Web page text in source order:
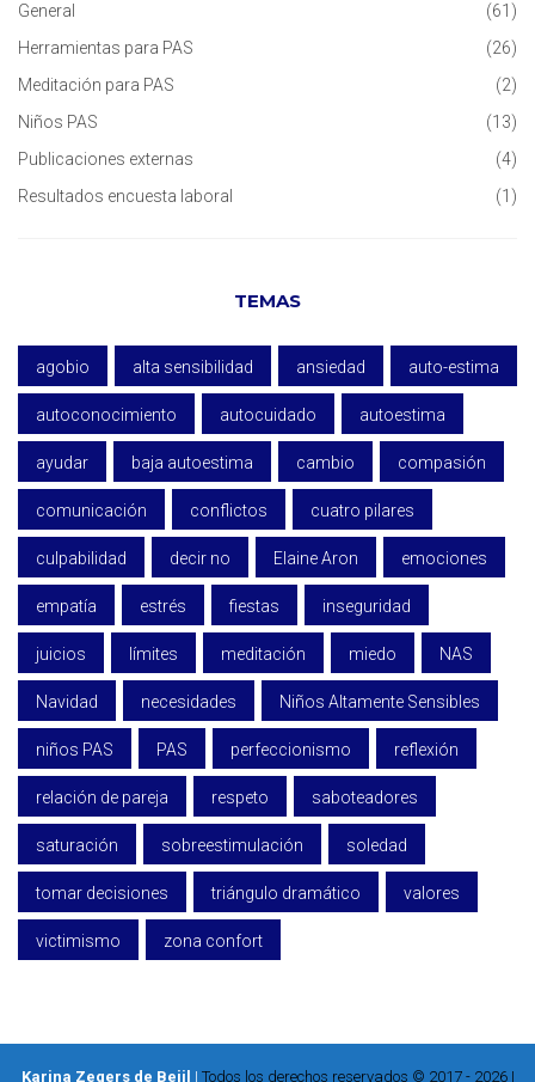
General
(61)
Herramientas para PAS
(26)
Meditación para PAS
(2)
Niños PAS
(13)
Publicaciones externas
(4)
Resultados encuesta laboral
(1)
TEMAS
agobio alta sensibilidad ansiedad auto-estima
autoconocimiento autocuidado autoestima
ayudar baja autoestima cambio compasión
comunicación conflictos cuatro pilares
culpabilidad decir no Elaine Aron emociones
empatía estrés fiestas inseguridad
juicios límites meditación miedo NAS
Navidad necesidades Niños Altamente Sensibles
niños PAS PAS perfeccionismo reflexión
relación de pareja respeto saboteadores
saturación sobreestimulación soledad
tomar decisiones triángulo dramático valores
victimismo zona confort
Karina Zegers de Beijl | Todos los derechos reservados © 2017 - 2026 |